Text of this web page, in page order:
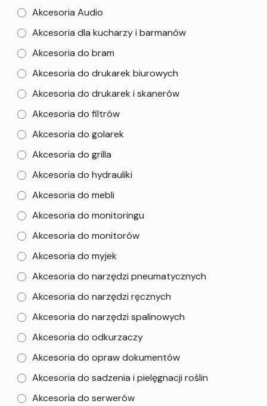
Akcesoria Audio
Akcesoria dla kucharzy i barmanów
Akcesoria do bram
Akcesoria do drukarek biurowych
Akcesoria do drukarek i skanerów
Akcesoria do filtrów
Akcesoria do golarek
Akcesoria do grilla
Akcesoria do hydrauliki
Akcesoria do mebli
Akcesoria do monitoringu
Akcesoria do monitorów
Akcesoria do myjek
Akcesoria do narzędzi pneumatycznych
Akcesoria do narzędzi ręcznych
Akcesoria do narzędzi spalinowych
Akcesoria do odkurzaczy
Akcesoria do opraw dokumentów
Akcesoria do sadzenia i pielęgnacji roślin
Akcesoria do serwerów